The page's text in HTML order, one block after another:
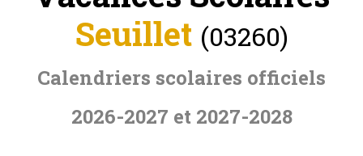
Seuillet (03260)
Calendriers scolaires officiels
2026-2027 et 2027-2028